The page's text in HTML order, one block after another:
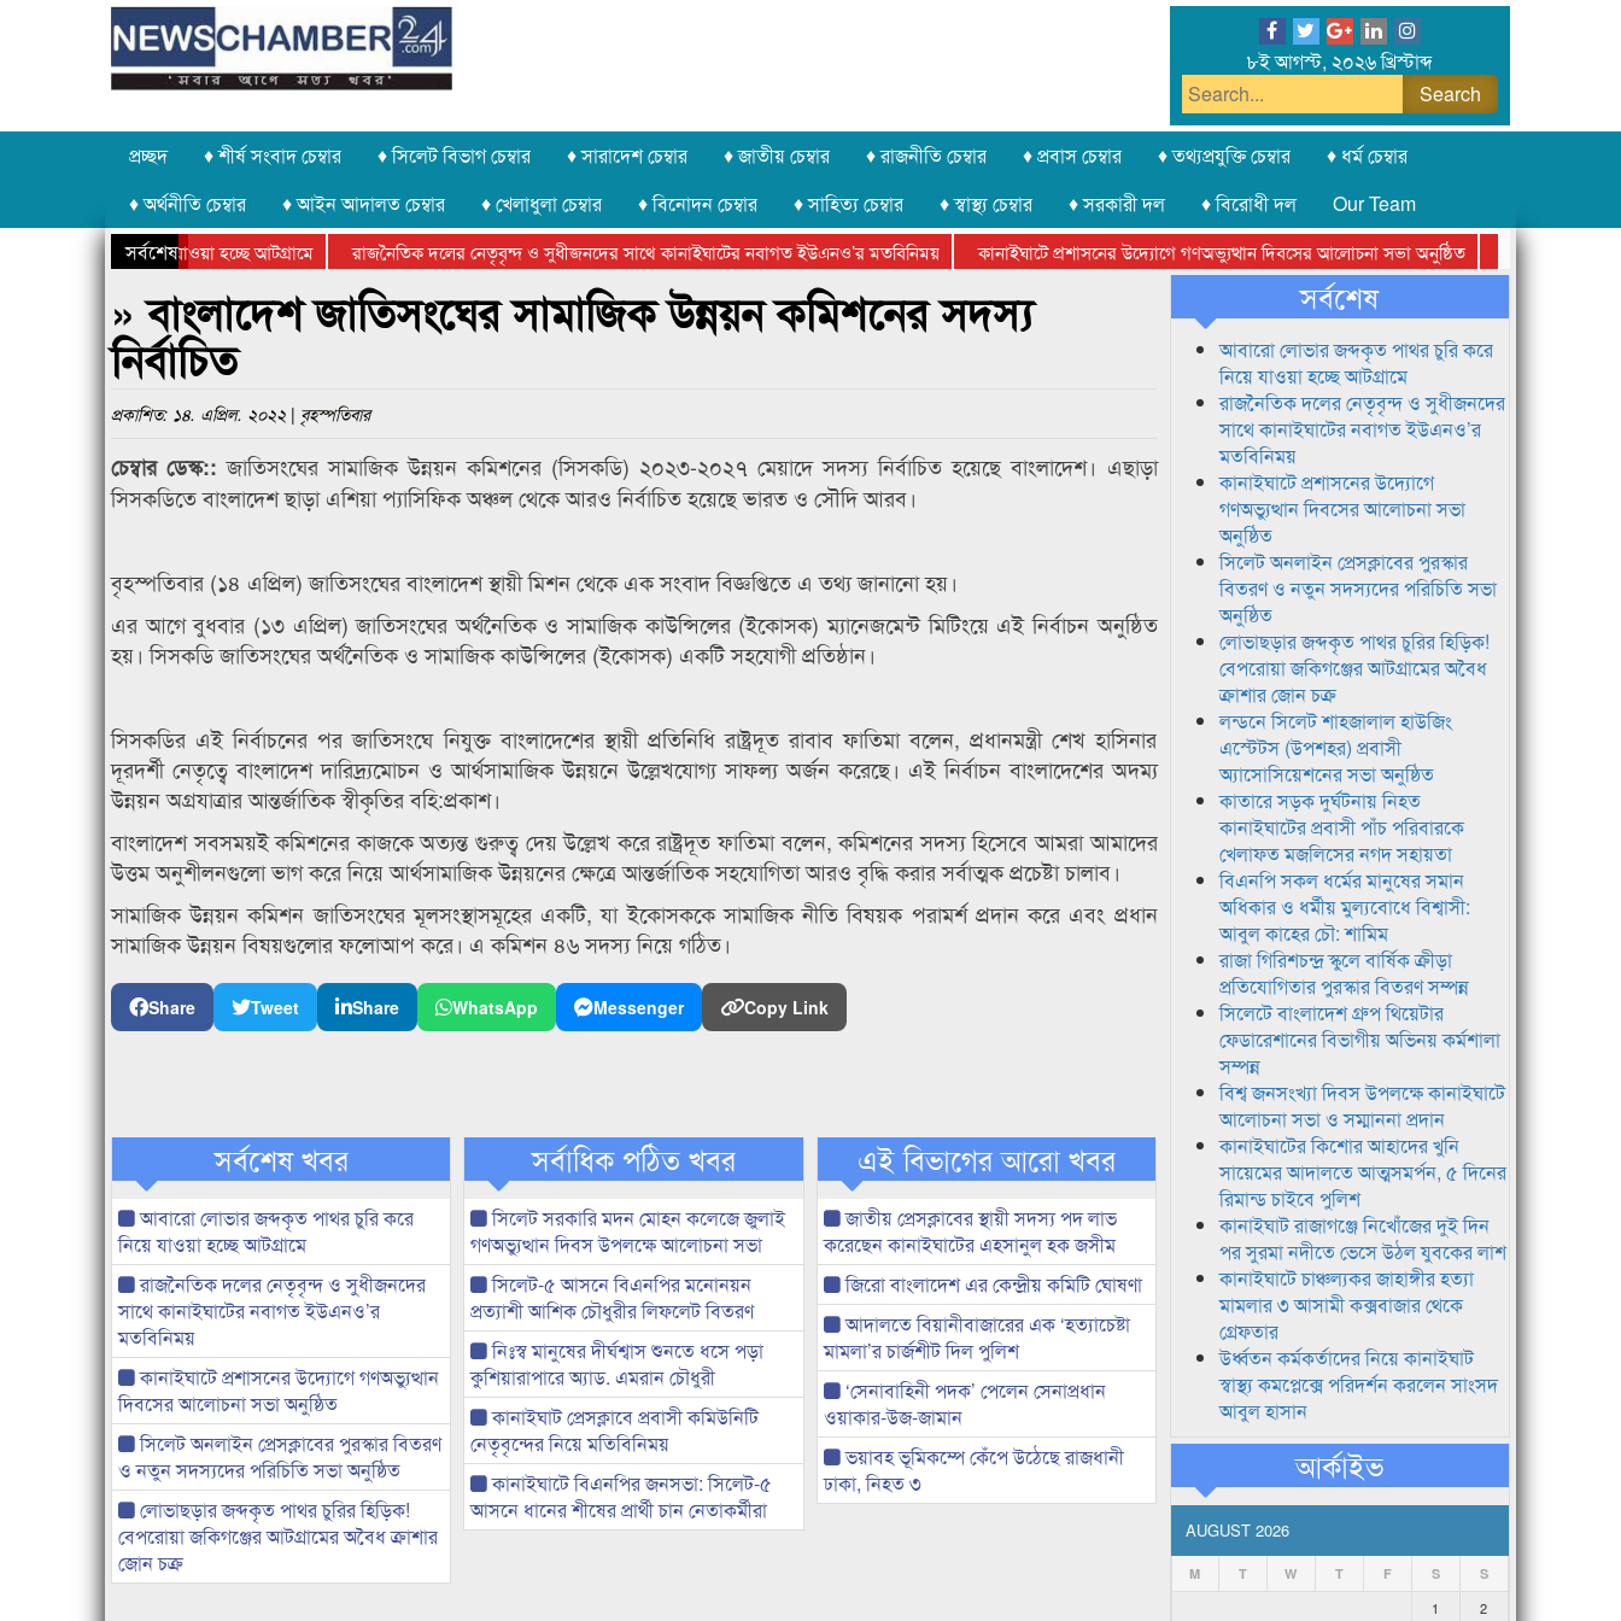
৮ই আগস্ট, ২০২৬ খ্রিস্টাব্দ
প্রচ্ছদ ♦ শীর্ষ সংবাদ চেম্বার ♦ সিলেট বিভাগ চেম্বার ♦ সারাদেশ চেম্বার ♦ জাতীয় চেম্বার ♦ রাজনীতি চেম্বার ♦ প্রবাস চেম্বার ♦ তথ্যপ্রযুক্তি চেম্বার
♦ ধর্ম চেম্বার
♦ অর্থনীতি চেম্বার
♦ আইন আদালত চেম্বার ♦ খেলাধুলা চেম্বার ♦ বিনোদন চেম্বার ♦ সাহিত্য চেম্বার ♦ স্বাস্থ্য চেম্বার ♦ সরকারী দল ♦ বিরোধী দল
Our Team
সর্বশেষ
চুরি করে নিয়ে যাওয়া হচ্ছে আটগ্রামে রাজনৈতিক দলের নেতৃবৃন্দ ও সুধীজনদের সাথে কানাইঘাটের নবাগত ইউএনও’র মতবিনিময় কানাইঘাটে প্রশাসনের উদ্যোগে গণঅভ্যুত্থান দিবসের আলোচনা সভা অনুষ্ঠিত
সিলেট অনলাইন
ক্রীড়া প্রতিযোগিতার পুরস্কার বিতরণ সম্পন্ন
সিলেটে বাংলাদেশ গ্রুপ থিয়েটার ফেডারেশানের বিভাগীয় অভিনয় কর্মশালা সম্পন্ন
» বাংলাদেশ জাতিসংঘের সামাজিক উন্নয়ন কমিশনের সদস্য
নির্বাচিত
প্রকাশিত: ১৪. এপ্রিল. ২০২২ | বৃহস্পতিবার
চেম্বার ডেস্ক::জাতিসংঘের সামাজিক উন্নয়ন কমিশনের (সিসকডি) ২০২৩-২০২৭ মেয়াদে সদস্য নির্বাচিত হয়েছে বাংলাদেশ। এছাড়া
সিসকডিতে বাংলাদেশ ছাড়া এশিয়া প্যাসিফিক অঞ্চল থেকে আরও নির্বাচিত হয়েছে ভারত ও সৌদি আরব।
বৃহস্পতিবার (১৪ এপ্রিল) জাতিসংঘের বাংলাদেশ স্থায়ী মিশন থেকে এক সংবাদ বিজ্ঞপ্তিতে এ তথ্য জানানো হয়।
এর আগে বুধবার (১৩ এপ্রিল) জাতিসংঘের অর্থনৈতিক ও সামাজিক কাউন্সিলের (ইকোসক) ম্যানেজমেন্ট মিটিংয়ে এই নির্বাচন অনুষ্ঠিত
হয়। সিসকডি জাতিসংঘের অর্থনৈতিক ও সামাজিক কাউন্সিলের (ইকোসক) একটি সহযোগী প্রতিষ্ঠান।
সিসকডির এই নির্বাচনের পর জাতিসংঘে নিযুক্ত বাংলাদেশের স্থায়ী প্রতিনিধি রাষ্ট্রদূত রাবাব ফাতিমা বলেন, প্রধানমন্ত্রী শেখ হাসিনার
দূরদর্শী নেতৃত্বে বাংলাদেশ দারিদ্র্যমোচন ও আর্থসামাজিক উন্নয়নে উল্লেখযোগ্য সাফল্য অর্জন করেছে। এই নির্বাচন বাংলাদেশের অদম্য
উন্নয়ন অগ্রযাত্রার আন্তর্জাতিক স্বীকৃতির বহি:প্রকাশ।
বাংলাদেশ সবসময়ই কমিশনের কাজকে অত্যন্ত গুরুত্ব দেয় উল্লেখ করে রাষ্ট্রদূত ফাতিমা বলেন, কমিশনের সদস্য হিসেবে আমরা আমাদের
উত্তম অনুশীলনগুলো ভাগ করে নিয়ে আর্থসামাজিক উন্নয়নের ক্ষেত্রে আন্তর্জাতিক সহযোগিতা আরও বৃদ্ধি করার সর্বাত্মক প্রচেষ্টা চালাব।
সামাজিক উন্নয়ন কমিশন জাতিসংঘের মূলসংস্থাসমূহের একটি, যা ইকোসককে সামাজিক নীতি বিষয়ক পরামর্শ প্রদান করে এবং প্রধান
সামাজিক উন্নয়ন বিষয়গুলোর ফলোআপ করে। এ কমিশন ৪৬ সদস্য নিয়ে গঠিত।
Share Tweet Share WhatsApp Messenger Copy Link
সর্বশেষ খবর
আবারো লোভার জব্দকৃত পাথর চুরি করে
নিয়ে যাওয়া হচ্ছে আটগ্রামে
রাজনৈতিক দলের নেতৃবৃন্দ ও সুধীজনদের
সাথে কানাইঘাটের নবাগত ইউএনও’র
মতবিনিময়
কানাইঘাটে প্রশাসনের উদ্যোগে গণঅভ্যুত্থান
দিবসের আলোচনা সভা অনুষ্ঠিত
সিলেট অনলাইন প্রেসক্লাবের পুরস্কার বিতরণ
ও নতুন সদস্যদের পরিচিতি সভা অনুষ্ঠিত
লোভাছড়ার জব্দকৃত পাথর চুরির হিড়িক!
বেপরোয়া জকিগঞ্জের আটগ্রামের অবৈধ ক্রাশার
জোন চক্র
সর্বাধিক পঠিত খবর
সিলেট সরকারি মদন মোহন কলেজে জুলাই
গণঅভ্যুত্থান দিবস উপলক্ষে আলোচনা সভা
সিলেট-৫ আসনে বিএনপির মনোনয়ন
প্রত্যাশী আশিক চৌধুরীর লিফলেট বিতরণ
নিঃস্ব মানুষের দীর্ঘশ্বাস শুনতে ধসে পড়া
কুশিয়ারাপারে অ্যাড. এমরান চৌধুরী
কানাইঘাট প্রেসক্লাবে প্রবাসী কমিউনিটি
নেতৃবৃন্দের নিয়ে মতিবিনিময়
কানাইঘাটে বিএনপির জনসভা: সিলেট-৫
আসনে ধানের শীষের প্রার্থী চান নেতাকর্মীরা
এই বিভাগের আরো খবর
জাতীয় প্রেসক্লাবের স্থায়ী সদস্য পদ লাভ
করেছেন কানাইঘাটের এহসানুল হক জসীম
জিরো বাংলাদেশ এর কেন্দ্রীয় কমিটি ঘোষণা
আদালতে বিয়ানীবাজারের এক ‘হত্যাচেষ্টা
মামলা’র চার্জশীট দিল পুলিশ
‘সেনাবাহিনী পদক’ পেলেন সেনাপ্রধান
ওয়াকার-উজ-জামান
ভয়াবহ ভূমিকম্পে কেঁপে উঠেছে রাজধানী
ঢাকা, নিহত ৩
সর্বশেষ
আবারো লোভার জব্দকৃত পাথর চুরি করে
নিয়ে যাওয়া হচ্ছে আটগ্রামে
রাজনৈতিক দলের নেতৃবৃন্দ ও সুধীজনদের
সাথে কানাইঘাটের নবাগত ইউএনও’র
মতবিনিময়
কানাইঘাটে প্রশাসনের উদ্যোগে
গণঅভ্যুত্থান দিবসের আলোচনা সভা
অনুষ্ঠিত
সিলেট অনলাইন প্রেসক্লাবের পুরস্কার
বিতরণ ও নতুন সদস্যদের পরিচিতি সভা
অনুষ্ঠিত
লোভাছড়ার জব্দকৃত পাথর চুরির হিড়িক!
বেপরোয়া জকিগঞ্জের আটগ্রামের অবৈধ
ক্রাশার জোন চক্র
লন্ডনে সিলেট শাহজালাল হাউজিং
এস্টেটস (উপশহর) প্রবাসী
অ্যাসোসিয়েশনের সভা অনুষ্ঠিত
কাতারে সড়ক দুর্ঘটনায় নিহত
কানাইঘাটের প্রবাসী পাঁচ পরিবারকে
খেলাফত মজলিসের নগদ সহায়তা
বিএনপি সকল ধর্মের মানুষের সমান
অধিকার ও ধর্মীয় মুল্যবোধে বিশ্বাসী:
আবুল কাহের চৌ: শামিম
রাজা গিরিশচন্দ্র স্কুলে বার্ষিক ক্রীড়া
প্রতিযোগিতার পুরস্কার বিতরণ সম্পন্ন
সিলেটে বাংলাদেশ গ্রুপ থিয়েটার
ফেডারেশানের বিভাগীয় অভিনয় কর্মশালা
সম্পন্ন
বিশ্ব জনসংখ্যা দিবস উপলক্ষে কানাইঘাটে
আলোচনা সভা ও সম্মাননা প্রদান
কানাইঘাটের কিশোর আহাদের খুনি
সায়েমের আদালতে আত্মসমর্পন, ৫ দিনের
রিমান্ড চাইবে পুলিশ
কানাইঘাট রাজাগঞ্জে নিখোঁজের দুই দিন
পর সুরমা নদীতে ভেসে উঠল যুবকের লাশ
কানাইঘাটে চাঞ্চল্যকর জাহাঙ্গীর হত্যা
মামলার ৩ আসামী কক্সবাজার থেকে
গ্রেফতার
উর্ধ্বতন কর্মকর্তাদের নিয়ে কানাইঘাট
স্বাস্থ্য কমপ্লেক্সে পরিদর্শন করলেন সাংসদ
আবুল হাসান
আর্কাইভ
AUGUST 2026
M T W T F S S
1
2